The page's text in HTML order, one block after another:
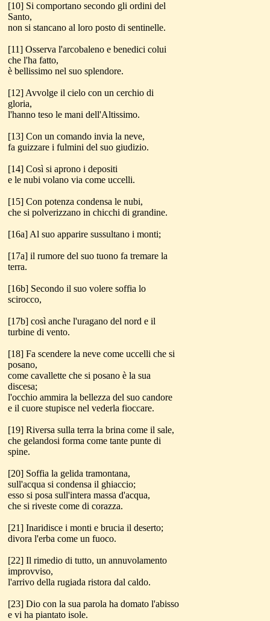
[10] Si comportano secondo gli ordini del
Santo,
non si stancano al loro posto di sentinelle.
[11] Osserva l'arcobaleno e benedici colui
che l'ha fatto,
è bellissimo nel suo splendore.
[12] Avvolge il cielo con un cerchio di
gloria,
l'hanno teso le mani dell'Altissimo.
[13] Con un comando invia la neve,
fa guizzare i fulmini del suo giudizio.
[14] Così si aprono i depositi
e le nubi volano via come uccelli.
[15] Con potenza condensa le nubi,
che si polverizzano in chicchi di grandine.
[16a] Al suo apparire sussultano i monti;
[17a] il rumore del suo tuono fa tremare la
terra.
[16b] Secondo il suo volere soffia lo
scirocco,
[17b] così anche l'uragano del nord e il
turbine di vento.
[18] Fa scendere la neve come uccelli che si
posano,
come cavallette che si posano è la sua
discesa;
l'occhio ammira la bellezza del suo candore
e il cuore stupisce nel vederla fioccare.
[19] Riversa sulla terra la brina come il sale,
che gelandosi forma come tante punte di
spine.
[20] Soffia la gelida tramontana,
sull'acqua si condensa il ghiaccio;
esso si posa sull'intera massa d'acqua,
che si riveste come di corazza.
[21] Inaridisce i monti e brucia il deserto;
divora l'erba come un fuoco.
[22] Il rimedio di tutto, un annuvolamento
improvviso,
l'arrivo della rugiada ristora dal caldo.
[23] Dio con la sua parola ha domato l'abisso
e vi ha piantato isole.